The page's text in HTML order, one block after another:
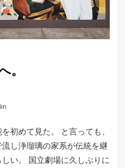
。
初めて見た。 と言っても、
し浄瑠璃の家系が伝統を継
い。 国立劇場に久しぶりに